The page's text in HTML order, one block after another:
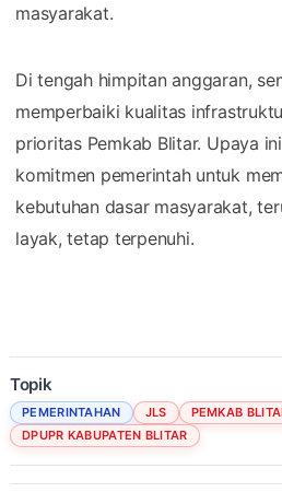
masyarakat.
Di tengah himpitan anggaran,
memperbaiki kualitas
prioritas Pemkab Blitar. Upaya
komitmen pemerintah untuk
kebutuhan dasar masyarakat,
layak, tetap terpenuhi.
Topik
PEMERINTAHAN JLS
PEMKAB
DPUPR KABUPATEN BLITAR